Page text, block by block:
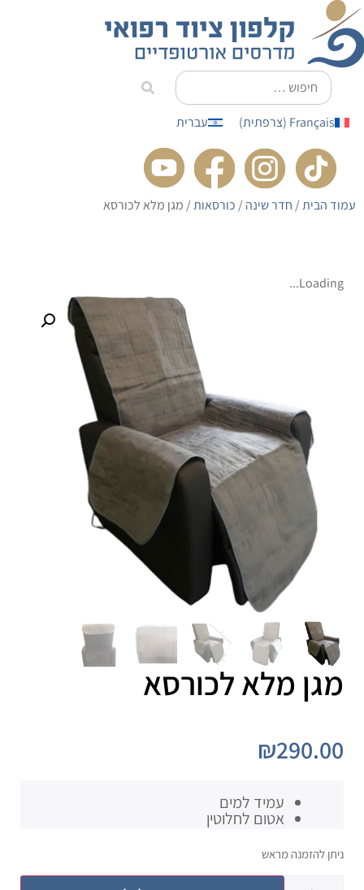
לתוכן
Français
(צרפתית) עברית
עמוד הבית/ חדר שינה/ כורסאות/ מגן מלא לכורסא
Loading...
מגן מלא לכורסא
₪290.00
עמיד למים
אטום לחלוטין
ניתן להזמנה מראש